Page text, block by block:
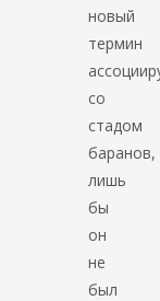
новый
термин
со
стадом
баранов,
лишь
бы
он
не
был